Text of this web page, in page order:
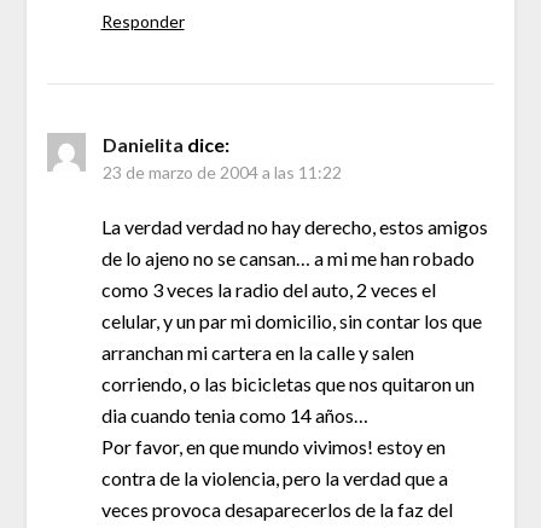
Responder
Danielita dice:
23 de marzo de 2004 a las 11:22
La verdad verdad no hay derecho, estos amigos
de lo ajeno no se cansan… a mi me han robado
como 3 veces la radio del auto, 2 veces el
celular, y un par mi domicilio, sin contar los que
arranchan mi cartera en la calle y salen
corriendo, o las bicicletas que nos quitaron un
dia cuando tenia como 14 años…
Por favor, en que mundo vivimos! estoy en
contra de la violencia, pero la verdad que a
veces provoca desaparecerlos de la faz del